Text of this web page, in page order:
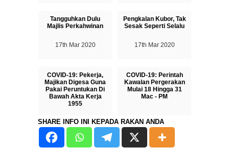
Tangguhkan Dulu
Majlis Perkahwinan
17th Mar 2020
Pengkalan Kubor, Tak
Sesak Seperti Selalu
17th Mar 2020
COVID-19: Pekerja,
Majikan Digesa Guna
Pakai Peruntukan Di
Bawah Akta Kerja
1955
17th Mar 2020
COVID-19: Perintah
Kawalan Pergerakan
Mulai 18 Hingga 31
Mac - PM
SHARE INFO INI KEPADA RAKAN ANDA